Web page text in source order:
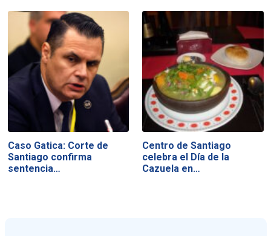
Caso Gatica: Corte de
Santiago confirma
sentencia…
Centro de Santiago
celebra el Día de la
Cazuela en…